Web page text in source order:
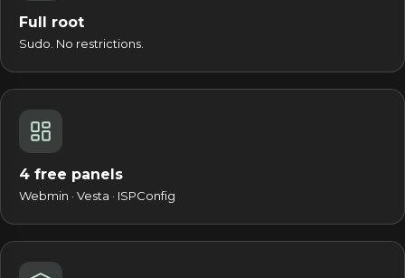
Full root
Sudo. No restrictions.
4 free panels
Webmin · Vesta · ISPConfig